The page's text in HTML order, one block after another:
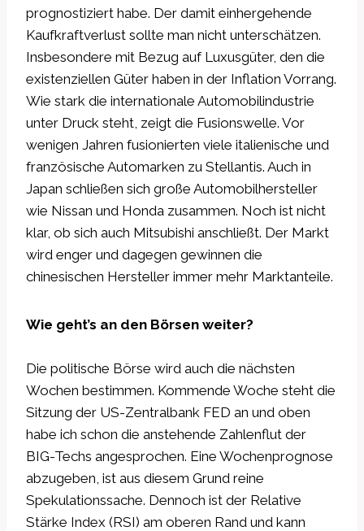
prognostiziert habe. Der damit einhergehende
Kaufkraftverlust sollte man nicht unterschätzen.
Insbesondere mit Bezug auf Luxusgüter, den die
existenziellen Güter haben in der Inflation Vorrang.
Wie stark die internationale Automobilindustrie
unter Druck steht, zeigt die Fusionswelle. Vor
wenigen Jahren fusionierten viele italienische und
französische Automarken zu Stellantis. Auch in
Japan schließen sich große Automobilhersteller
wie Nissan und Honda zusammen. Noch ist nicht
klar, ob sich auch Mitsubishi anschließt. Der Markt
wird enger und dagegen gewinnen die
chinesischen Hersteller immer mehr Marktanteile.
Wie geht’s an den Börsen weiter?
Die politische Börse wird auch die nächsten
Wochen bestimmen. Kommende Woche steht die
Sitzung der US-Zentralbank FED an und oben
habe ich schon die anstehende Zahlenflut der
BIG-Techs angesprochen. Eine Wochenprognose
abzugeben, ist aus diesem Grund reine
Spekulationssache. Dennoch ist der Relative
Stärke Index (RSI) am oberen Rand und kann